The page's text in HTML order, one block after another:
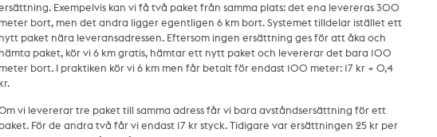
Exempelvis kan vi få två paket från samma plats: det ena levereras 300
meter bort, men det andra ligger egentligen 6 km bort. Systemet tilldelar istället ett
nytt paket nära leveransadressen. Eftersom ingen ersättning ges för att åka och
hämta paket, kör vi 6 km gratis, hämtar ett nytt paket och levererar det bara 100
meter bort. I praktiken kör vi 6 km men får betalt för endast 100 meter: 17 kr + 0,4
kr.
vi levererar tre paket till samma adress får vi bara avståndsersättning för ett
paket. För de andra två får vi endast 17 kr styck. Tidigare var ersättningen 25 kr per